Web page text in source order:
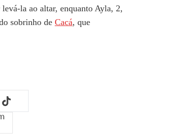
la ao altar, enquanto Ayla, 2,
sobrinho de Cacá, que